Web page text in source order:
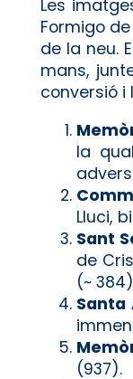
Les
Formigo
de la neu.
mans,
conversió i
la
Lluci,
Sant
de
(~
Santa
(937).